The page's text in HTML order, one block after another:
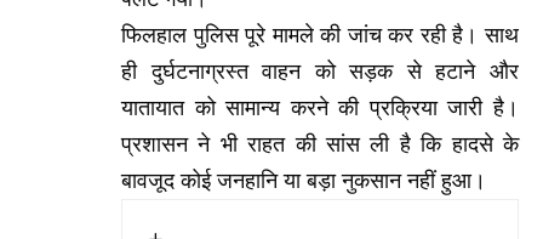
फिलहाल पुलिस पूरे मामले की जांच कर रही है। साथ
ही दुर्घटनाग्रस्त वाहन को सड़क से हटाने और
यातायात को सामान्य करने की प्रक्रिया जारी है।
प्रशासन ने भी राहत की सांस ली है कि हादसे के
बावजूद कोई जनहानि या बड़ा नुकसान नहीं हुआ।